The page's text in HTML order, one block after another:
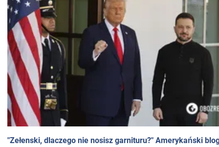
"Zełenski, dlaczego nie nosisz garnituru?" Amerykański